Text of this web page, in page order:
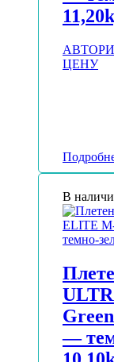
ЦЕНУ
В
—